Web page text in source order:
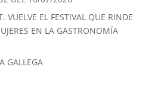
VUELVE EL FESTIVAL QUE RINDE
EN LA GASTRONOMÍA
GALLEGA